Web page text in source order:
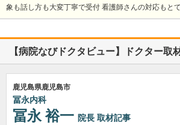
象も話し方も大変丁寧で受付 看護師さんの対応もと
【病院なびドクタビュー】ドクター取
鹿児島県鹿児島市
冨永内科
冨永 裕一 院長 取材記事